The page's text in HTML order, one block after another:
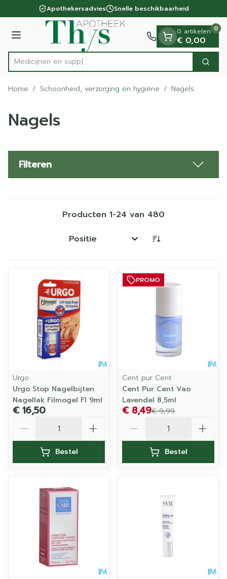
Ga naar de inhoudApothekersadvies Snelle beschikbaarheid
Menu
Product, merk, categorie... Zoek
0 artikelen
€ 0,00
0
Home / Schoonheid, verzorging en hygiëne / Nagels
Nagels
Filteren
Producten 1-24 van 480
Sorteer op:
Urgo
Urgo Stop Nagelbijten
Nagellak Filmogel Fl 9ml
€ 16,50
Bestel
PROMO
Cent pur Cent
Cent Pur Cent Vao
Lavendel 8,5ml
€ 9,99
€ 8,49
Bestel